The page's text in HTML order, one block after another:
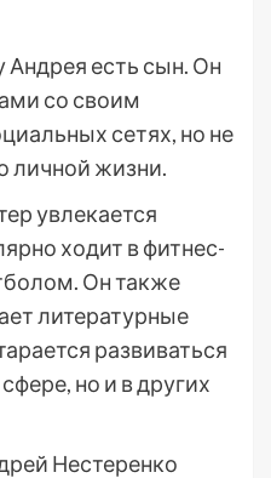
Андрея есть сын. Он
со своим
сетях, но не
личной жизни.
увлекается
ходит в фитнес-
Он также
литературные
развиваться
но и в других
Нестеренко